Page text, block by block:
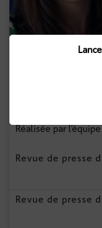
EXPRESS IMMO BY
Revue de presse
Revue de presse